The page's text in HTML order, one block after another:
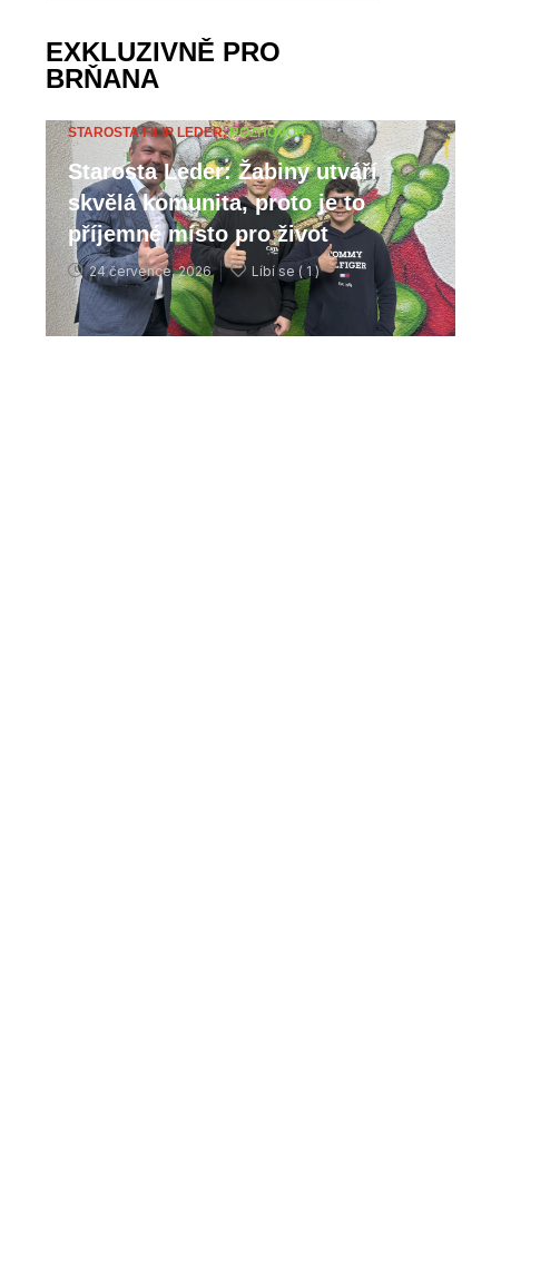
EXKLUZIVNĚ PRO
BRŇANA
STAROSTA FILIP LEDER,ROZHOVOR
Starosta Leder: Žabiny utváří
skvělá komunita, proto je to
příjemné místo pro život
24 července, 2026 Líbí se ( 1 )